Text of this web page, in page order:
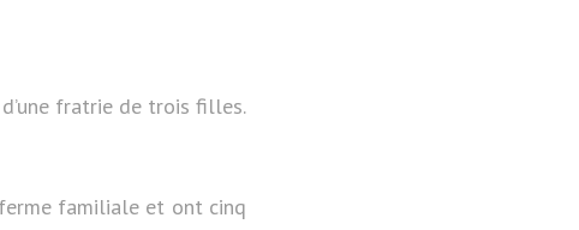
fratrie de trois filles.
familiale et ont cinq